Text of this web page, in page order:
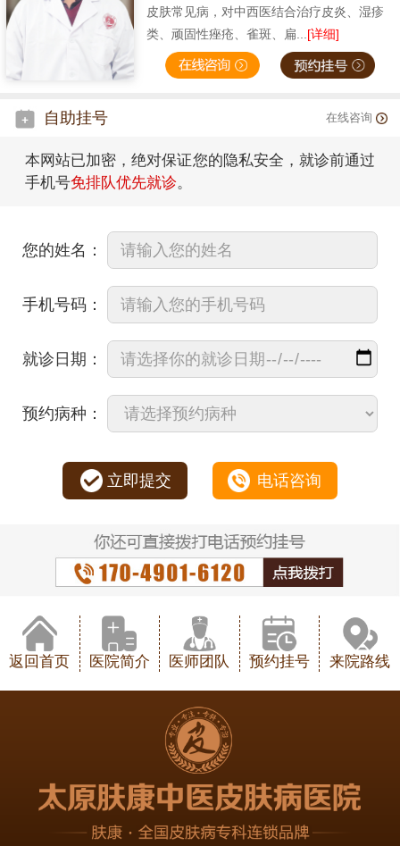
皮肤常见病，对中西医结合治疗皮炎、湿疹
类、顽固性痤疮、雀斑、扁...[详细]
自助挂号 在线咨询
本网站已加密，绝对保证您的隐私安全，就诊前通过
手机号免排队优先就诊。
您的姓名：
手机号码：
就诊日期：
预约病种：
立即提交 电话咨询
返回首页 医院简介 医师团队 预约挂号 来院路线